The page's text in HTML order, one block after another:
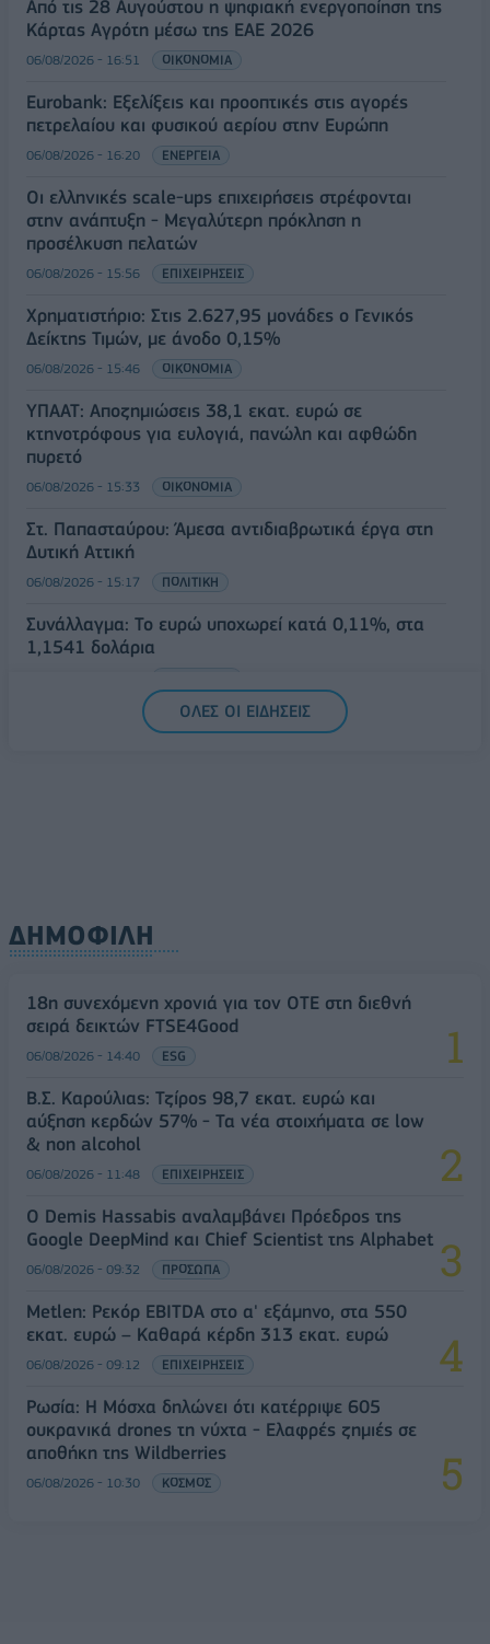
Από τις 28 Αυγούστου η ψηφιακή ενεργοποίηση της
Κάρτας Αγρότη μέσω της ΕΑΕ 2026
06/08/2026 - 16:51 ΟΙΚΟΝΟΜΙΑ
Eurobank: Εξελίξεις και προοπτικές στις αγορές
πετρελαίου και φυσικού αερίου στην Ευρώπη
06/08/2026 - 16:20 ΕΝΕΡΓΕΙΑ
Οι ελληνικές scale-ups επιχειρήσεις στρέφονται
στην ανάπτυξη - Μεγαλύτερη πρόκληση η
προσέλκυση πελατών
06/08/2026 - 15:56 ΕΠΙΧΕΙΡΗΣΕΙΣ
Χρηματιστήριο: Στις 2.627,95 μονάδες ο Γενικός
Δείκτης Τιμών, με άνοδο 0,15%
06/08/2026 - 15:46 ΟΙΚΟΝΟΜΙΑ
ΥΠΑΑΤ: Αποζημιώσεις 38,1 εκατ. ευρώ σε
κτηνοτρόφους για ευλογιά, πανώλη και αφθώδη
πυρετό
06/08/2026 - 15:33 ΟΙΚΟΝΟΜΙΑ
Στ. Παπασταύρου: Άμεσα αντιδιαβρωτικά έργα στη
Δυτική Αττική
06/08/2026 - 15:17 ΠΟΛΙΤΙΚΗ
Συνάλλαγμα: Το ευρώ υποχωρεί κατά 0,11%, στα
1,1541 δολάρια
ΟΛΕΣ ΟΙ ΕΙΔΗΣΕΙΣ
ΔΗΜΟΦΙΛΗ
18η συνεχόμενη χρονιά για τον ΟΤΕ στη διεθνή
σειρά δεικτών FTSE4Good
06/08/2026 - 14:40 ESG
Β.Σ. Καρούλιας: Τζίρος 98,7 εκατ. ευρώ και
αύξηση κερδών 57% - Τα νέα στοιχήματα σε low
& non alcohol
06/08/2026 - 11:48 ΕΠΙΧΕΙΡΗΣΕΙΣ
Ο Demis Hassabis αναλαμβάνει Πρόεδρος της
Google DeepMind και Chief Scientist της Alphabet
06/08/2026 - 09:32 ΠΡΟΣΩΠΑ
Metlen: Ρεκόρ EBITDA στο α' εξάμηνο, στα 550
εκατ. ευρώ – Καθαρά κέρδη 313 εκατ. ευρώ
06/08/2026 - 09:12 ΕΠΙΧΕΙΡΗΣΕΙΣ
Ρωσία: Η Μόσχα δηλώνει ότι κατέρριψε 605
ουκρανικά drones τη νύχτα - Ελαφρές ζημιές σε
αποθήκη της Wildberries
06/08/2026 - 10:30 ΚΟΣΜΟΣ